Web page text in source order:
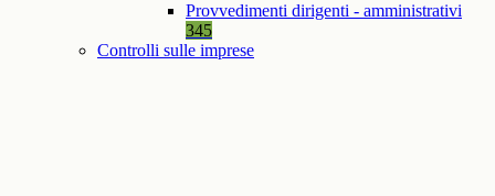
Provvedimenti dirigenti - amministrativi
345
Controlli sulle imprese